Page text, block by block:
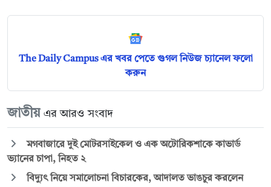
The Daily Campus এর খবর পেতে গুগল নিউজ চ্যানেল ফলো
করুন
জাতীয় এর আরও সংবাদ
মগবাজারে দুই মোটরসাইকেল ও এক অটোরিকশাকে কাভার্ড
ভ্যানের চাপা, নিহত ২
বিদ্যুৎ নিয়ে সমালোচনা বিচারকের, আদালত ভাঙচুর করলেন